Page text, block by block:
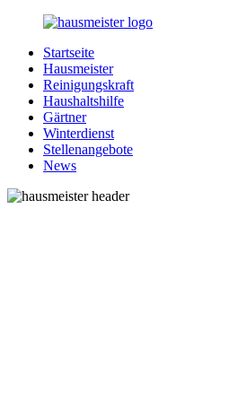
Zurück
Inhalt
Hausmeister.de
Alles
rund
Ihren
Haushalt
Startseite
Hausmeister
Reinigungskraft
Haushaltshilfe
Gärtner
Winterdienst
Stellenangebote
News